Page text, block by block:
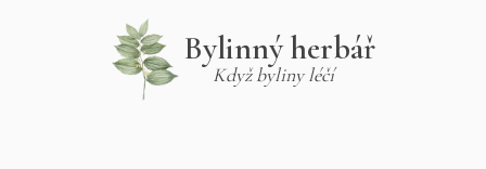
Bylinný herbář
Když byliny léčí